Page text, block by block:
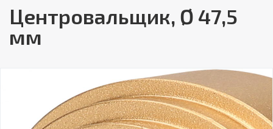
Центровальщик, Ø 47,5
мм